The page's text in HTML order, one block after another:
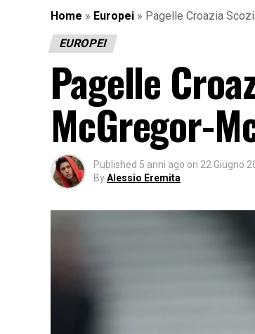
Home » Europei » Pagelle Croazia
EUROPEI
Pagelle
McGregor-
Published 5 anni ago on 22 Giugno
ByAlessio Eremita